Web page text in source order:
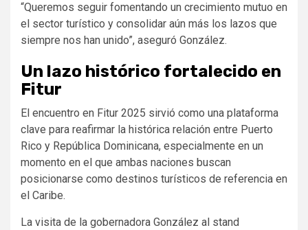
“Queremos seguir fomentando un crecimiento mutuo en
el sector turístico y consolidar aún más los lazos que
siempre nos han unido”, aseguró González.
Un lazo histórico fortalecido en
Fitur
El encuentro en Fitur 2025 sirvió como una plataforma
clave para reafirmar la histórica relación entre Puerto
Rico y República Dominicana, especialmente en un
momento en el que ambas naciones buscan
posicionarse como destinos turísticos de referencia en
el Caribe.
La visita de la gobernadora González al stand